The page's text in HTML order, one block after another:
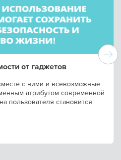
от гаджетов
с ними и всевозможные
атрибутом современной
пользователя становится